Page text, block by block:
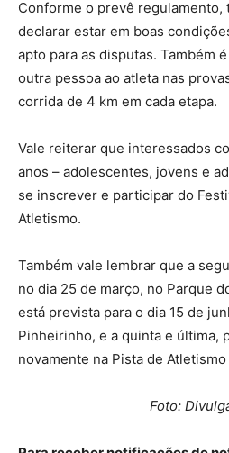
Conforme o prevê regulamento,
declarar estar em boas
apto para as disputas. Também
outra pessoa ao atleta nas
corrida de 4 km em cada etapa.
Vale reiterar que interessados
anos – adolescentes, jovens e
se inscrever e participar do
Atletismo.
Também vale lembrar que a
no dia 25 de março, no Parque
está prevista para o dia 15 de
Pinheirinho, e a quinta e última,
novamente na Pista de
Foto: